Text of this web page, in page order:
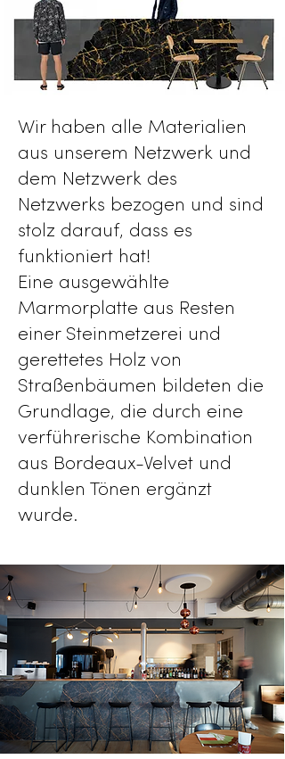
Wir haben alle Materialien
aus unserem Netzwerk und
dem Netzwerk des
Netzwerks bezogen und sind
stolz darauf, dass es
funktioniert hat!
Eine ausgewählte
Marmorplatte aus Resten
einer Steinmetzerei und
gerettetes Holz von
Straßenbäumen bildeten die
Grundlage, die durch eine
verführerische Kombination
aus Bordeaux-Velvet und
dunklen Tönen ergänzt
wurde.